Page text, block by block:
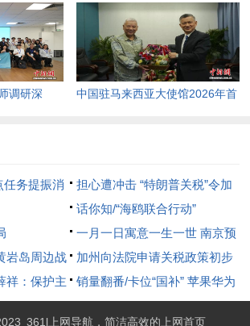
返100美元高点，黄金价格急
跌，日韩主要股指开盘走低。
调研深
中国驻马来西亚大使馆2026年首
力，帮助他们在异国他乡更好地
学习和生活。
任务提振消
担心遭冲击 “特朗普关税”令加
拿大内部争论不休
话你知/“海鸥联合行动”
一月一日寓意一生一世 南京预
约“爆满” 多地婚姻登记处元
旦“不打烊”
岩岛周边战
加州向法院申请关税政策初步
禁止令
祥：保护主
家
销量翻番/卡位“国补” 苹果华为
多款手机降至6000元内
361l上网导航，简洁高效的上网首页